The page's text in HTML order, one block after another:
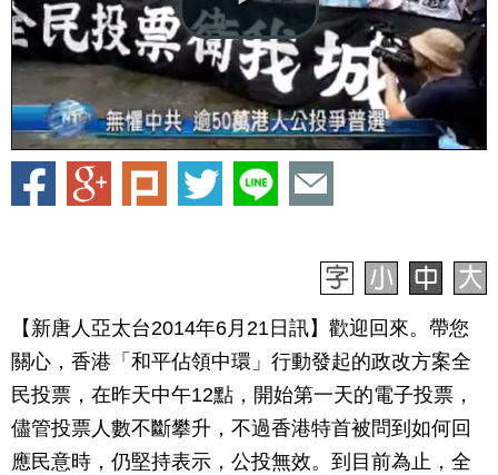
【新唐人亞太台2014年6月21日訊】歡迎回來。帶您
關心，香港「和平佔領中環」行動發起的政改方案全
民投票，在昨天中午12點，開始第一天的電子投票，
儘管投票人數不斷攀升，不過香港特首被問到如何回
應民意時，仍堅持表示，公投無效。到目前為止，全